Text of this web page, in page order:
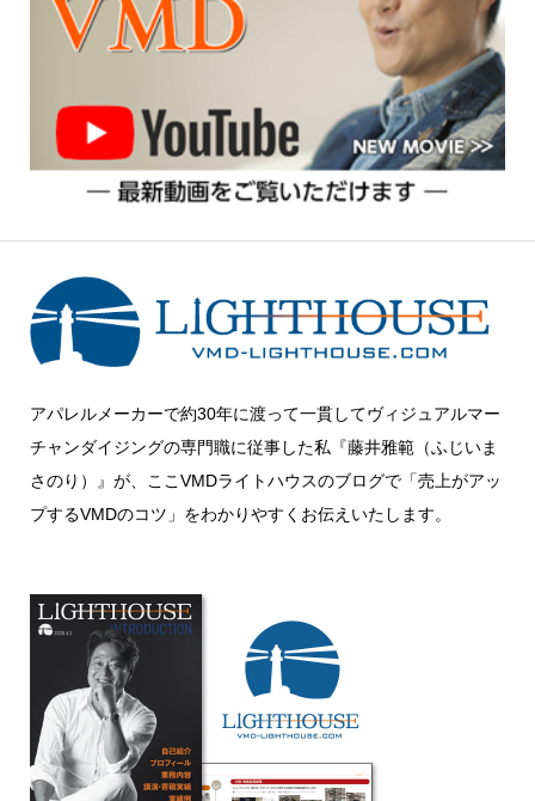
アパレルメーカーで約30年に渡って一貫してヴィジュアルマー
チャンダイジングの専門職に従事した私『藤井雅範（ふじいま
さのり）』が、ここVMDライトハウスのブログで「売上がアッ
プするVMDのコツ」をわかりやすくお伝えいたします。